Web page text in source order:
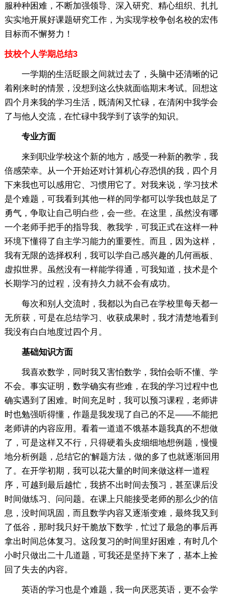
服种种困难，不断加强领导、深入研究、精心组织、扎扎
实实地开展好课题研究工作，为实现学校争创名校的宏伟
目标而不懈努力！
技校个人学期总结3
一学期的生活眨眼之间就过去了，头脑中还清晰的记
着刚来时的情景，没想到这么快就面临期末考试。回想这
四个月来我的学习生活，既清闲又忙碌，在清闲中我学会
了与他人交流，在忙碌中我学到了该学的知识。
专业方面
来到职业学校这个新的地方，感受一种新的教学，我
倍感荣幸。从一个开始还对计算机心存恐惧的我，四个月
下来我也可以感用它、习惯用它了。对我来说，学习技术
是个难题，可我看到其他一样的同学都可以学我也鼓足了
勇气，争取让自己明白些，会一些。在这里，虽然没有哪
一个老师手把手的指导我、教我学，可我正式在这样一种
环境下懂得了自主学习能力的重要性。而且，因为这样，
我有无限的选择权利，我可以学自己感兴趣的几何画板、
虚拟世界。虽然没有一样能学得通，可我知道，技术是个
长期学习的过程，没有持久力就不会有成功。
每次和别人交流时，我都以为自己在学校里每天都一
无所获，可是在总结学习、收获成果时，我才清楚地看到
我没有白白地度过四个月。
基础知识方面
我喜欢数学，同时我又害怕数学，我怕会听不懂、学
不会。事实证明，数学确实有些难，在我的学习过程中也
确实遇到了困难。时间充足时，我可以预习课程，老师讲
时也勉强听得懂，作题是我发现了自己的不足——不能把
老师讲的内容应用。看着一道道不饿基本题我真的不想做
了，可是这样又不行，只得硬着头皮细细地想例题，慢慢
地分析例题，总结它的'解题方法，做的多了也就逐渐回用
了。在开学初期，我可以花大量的时间来做这样一道程
序，可越到最后越忙，我挤不出时间去预习，甚至课后没
时间做练习、问问题。在课上只能接受老师的那么少的信
息，没时间巩固，而且数学内容又逐渐变难，最终我又到
了低谷，那时我只好干脆放下数学，忙过了最急的事后再
拿出时间总体复习。这段复习的时间里好困难，有时几个
小时只做出二十几道题，可我还是坚持下来了，基本上捡
回了失去的内容。
英语的学习也是个难题，我一向厌恶英语，更不会学